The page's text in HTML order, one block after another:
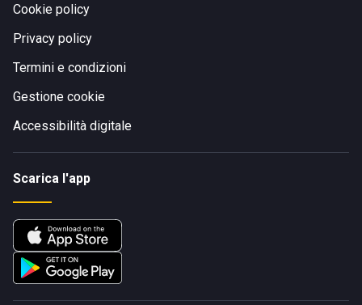
Cookie policy
Privacy policy
Termini e condizioni
Gestione cookie
Accessibilità digitale
Scarica l'app